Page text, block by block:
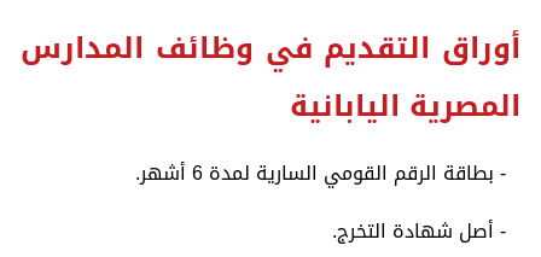
أوراق التقديم في وظائف المدارس
المصرية اليابانية
- بطاقة الرقم القومي السارية لمدة 6 أشهر.
- أصل شهادة التخرج.